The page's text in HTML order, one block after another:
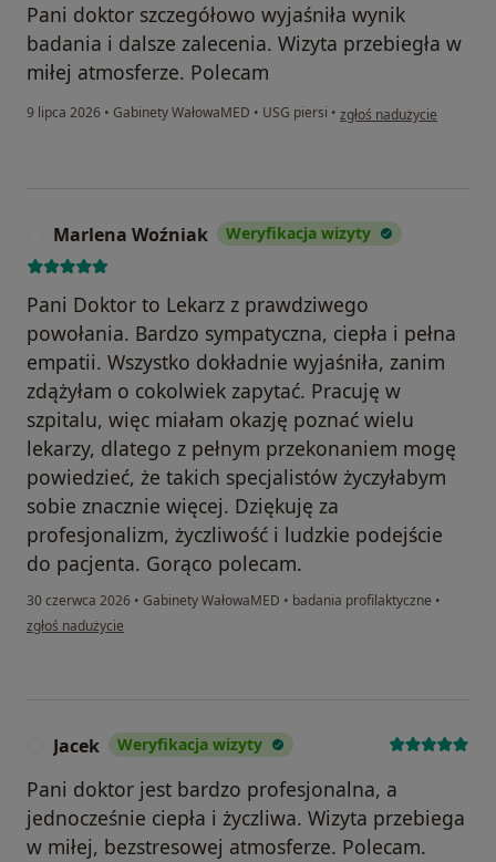
Pani doktor szczegółowo wyjaśniła wynik
badania i dalsze zalecenia. Wizyta przebiegła w
miłej atmosferze. Polecam
9 lipca 2026 • Gabinety WałowaMED • USG piersi • w opinii użytkownika
zgłoś nadużycie
Marlena Woźniak Weryfikacja wizyty
Pani Doktor to Lekarz z prawdziwego
powołania. Bardzo sympatyczna, ciepła i pełna
empatii. Wszystko dokładnie wyjaśniła, zanim
zdążyłam o cokolwiek zapytać. Pracuję w
szpitalu, więc miałam okazję poznać wielu
lekarzy, dlatego z pełnym przekonaniem mogę
powiedzieć, że takich specjalistów życzyłabym
sobie znacznie więcej. Dziękuję za
profesjonalizm, życzliwość i ludzkie podejście
do pacjenta. Gorąco polecam.
30 czerwca 2026 • Gabinety WałowaMED • badania profilaktyczne •
w opinii użytkownika Marlena Woźniak
zgłoś nadużycie
Jacek Weryfikacja wizyty
Pani doktor jest bardzo profesjonalna, a
jednocześnie ciepła i życzliwa. Wizyta przebiega
w miłej, bezstresowej atmosferze. Polecam.